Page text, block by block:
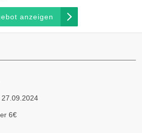
anzeigen
27.09.2024
6€